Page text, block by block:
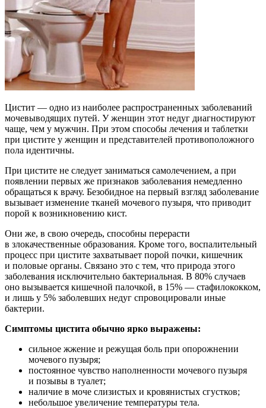
Цистит — одно из наиболее распространенных заболеваний
мочевыводящих путей. У женщин этот недуг диагностируют
чаще, чем у мужчин. При этом способы лечения и таблетки
при цистите у женщин и представителей противоположного
пола идентичны.
При цистите не следует заниматься самолечением, а при
появлении первых же признаков заболевания немедленно
обращаться к врачу. Безобидное на первый взгляд заболевание
вызывает изменение тканей мочевого пузыря, что приводит
порой к возникновению кист.
Они же, в свою очередь, способны перерасти
в злокачественные образования. Кроме того, воспалительный
процесс при цистите захватывает порой почки, кишечник
и половые органы. Связано это с тем, что природа этого
заболевания исключительно бактериальная. В 80% случаев
оно вызывается кишечной палочкой, в 15% — стафилококком,
и лишь у 5% заболевших недуг спровоцировали иные
бактерии.
Симптомы цистита обычно ярко выражены:
сильное жжение и режущая боль при опорожнении
мочевого пузыря;
постоянное чувство наполненности мочевого пузыря
и позывы в туалет;
наличие в моче слизистых и кровянистых сгустков;
небольшое увеличение температуры тела.